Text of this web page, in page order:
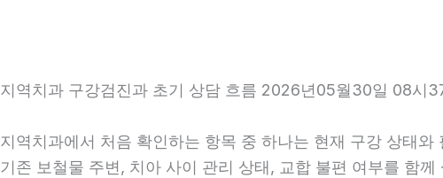
지역치과 구강검진과 초기 상담 흐름 2026년05월30일 08시
지역치과에서 처음 확인하는 항목 중 하나는 현재 구강 상태
기존 보철물 주변, 치아 사이 관리 상태, 교합 불편 여부를 함